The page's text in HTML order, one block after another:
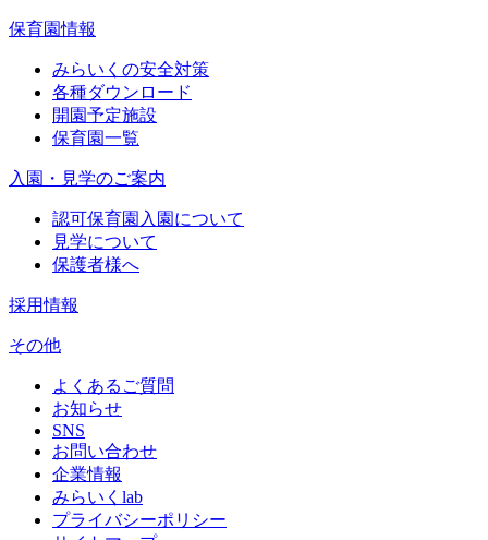
保育園情報
みらいくの安全対策
各種ダウンロード
開園予定施設
保育園一覧
入園・見学のご案内
認可保育園入園について
見学について
保護者様へ
採用情報
その他
よくあるご質問
お知らせ
SNS
お問い合わせ
企業情報
みらいくlab
プライバシーポリシー